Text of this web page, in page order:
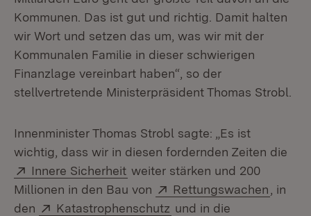
Kommunen. Das ist gut und richtig. Damit halten
wir Wort und setzen das um, was wir mit der
Kommunalen Familie in dieser schwierigen
Finanzlage vereinbart haben“, so der
stellvertretende Ministerpräsident Thomas Strobl.
Innenminister Thomas Strobl sagte: „Es ist
wichtig, dass wir in diesen fordernden Zeiten die
Extern:
Innere Sicherheit (Öffnet in neuem Fenster)
weiter stärken und 200
Millionen in den Bau von
Extern:
Rettungswachen
, in
den
Extern:
Katastrophenschutz (Öffnet in neuem
und in die